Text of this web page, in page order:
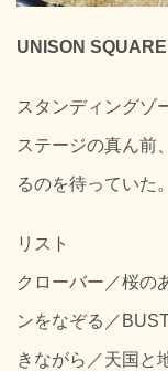
UNISON
スタンディングゾ
ステージの真ん前
るのを待っていた。
リスト
クローバー／桜の
ンをなぞる／
きながら／天国と